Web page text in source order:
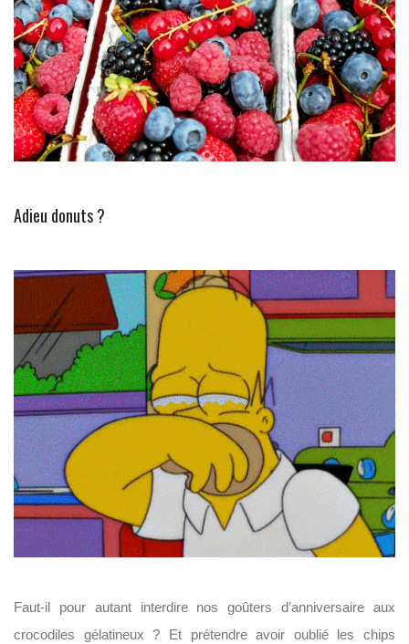
Adieu donuts ?
Faut-il pour autant interdire nos goûters d’anniversaire aux
crocodiles gélatineux ? Et prétendre avoir oublié les chips